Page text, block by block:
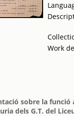
Work
sobre la
dels G.T. del